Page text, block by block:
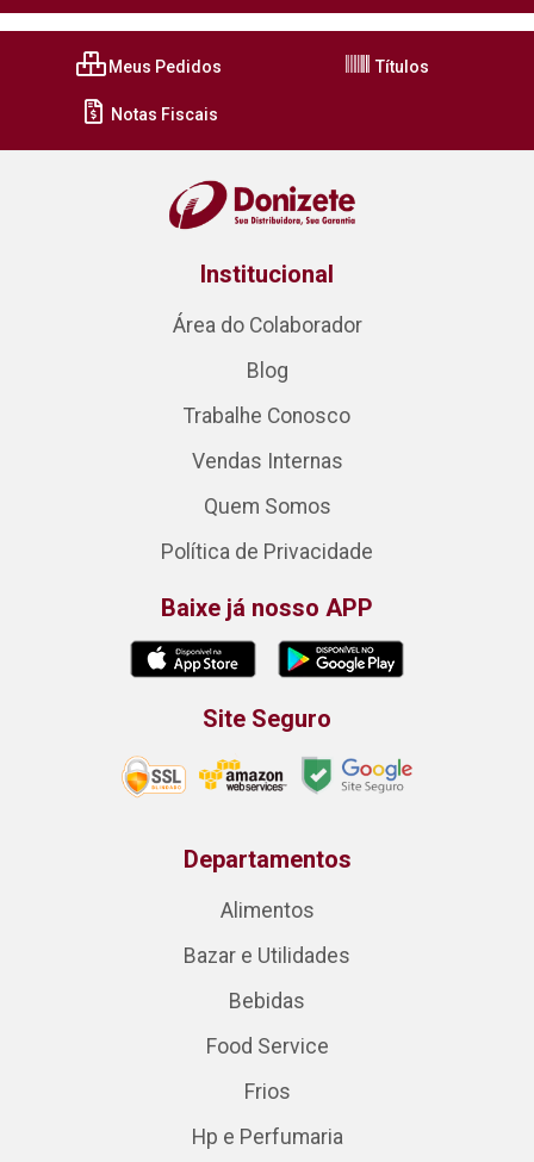
Meus Pedidos Títulos
Notas Fiscais
Institucional
Área do Colaborador
Blog
Trabalhe Conosco
Vendas Internas
Quem Somos
Política de Privacidade
Baixe já nosso APP
Site Seguro
Departamentos
Alimentos
Bazar e Utilidades
Bebidas
Food Service
Frios
Hp e Perfumaria